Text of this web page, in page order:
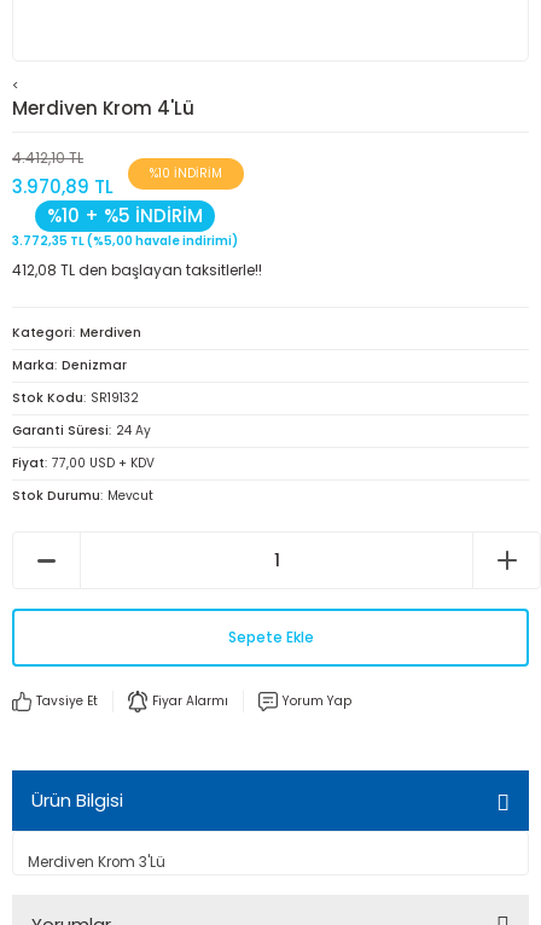
<
Merdiven Krom 4'Lü
4.412,10 TL
3.970,89 TL
%10 İNDİRİM
%10 + %5 İNDİRİM
3.772,35 TL (%5,00 havale indirimi)
412,08 TL den başlayan taksitlerle!!
Kategori Merdiven
Marka Denizmar
Stok Kodu SR19132
Garanti Süresi 24 Ay
Fiyat 77,00 USD + KDV
Stok Durumu Mevcut
Sepete Ekle
Tavsiye Et Fiyar Alarmı Yorum Yap
Ürün Bilgisi
Merdiven Krom 3'Lü